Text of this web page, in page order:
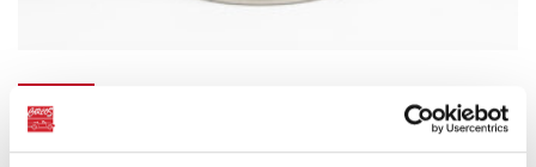
CARCOS 2580